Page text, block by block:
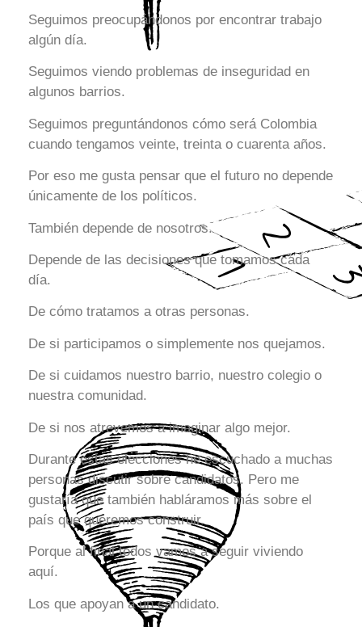
Seguimos preocupándonos por encontrar trabajo
algún día.
Seguimos viendo problemas de inseguridad en
algunos barrios.
Seguimos preguntándonos cómo será Colombia
cuando tengamos veinte, treinta o cuarenta años.
Por eso me gusta pensar que el futuro no depende
únicamente de los políticos.
También depende de nosotros.
Depende de las decisiones que tomamos cada
día.
De cómo tratamos a otras personas.
De si participamos o simplemente nos quejamos.
De si cuidamos nuestro barrio, nuestro colegio o
nuestra comunidad.
De si nos atrevemos a imaginar algo mejor.
Durante estas elecciones he escuchado a muchas
personas discutir sobre candidatos. Pero me
gustaría que también habláramos más sobre el
país que queremos construir.
Porque al final todos vamos a seguir viviendo
aquí.
Los que apoyan a un candidato.